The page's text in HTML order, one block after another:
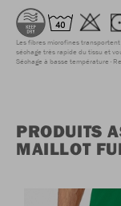
Les fibres microfines
séchage très rapide du tissu et
Séchage à basse température
PRODUITS
MAILLOT